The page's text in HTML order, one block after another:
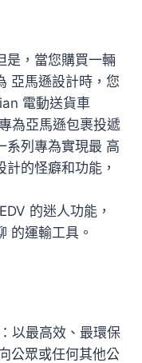
是，當您購買一輛
亞馬遜設計時，您
電動送貨車
為亞馬遜包裹投遞
系列專為實現最 高
的怪癖和功能，
的迷人功能，
的運輸工具。
以最高效、最環保
公眾或任何其他公